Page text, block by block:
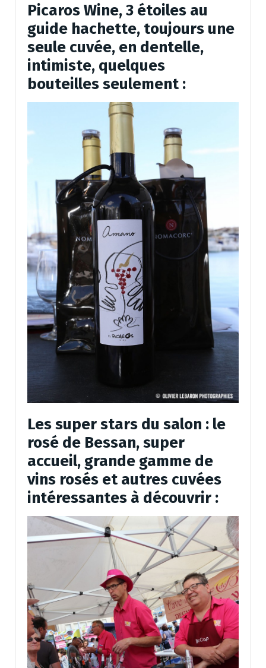
Picaros Wine, 3 étoiles au
guide hachette, toujours une
seule cuvée, en dentelle,
intimiste, quelques
bouteilles seulement :
Les super stars du salon : le
rosé de Bessan, super
accueil, grande gamme de
vins rosés et autres cuvées
intéressantes à découvrir :